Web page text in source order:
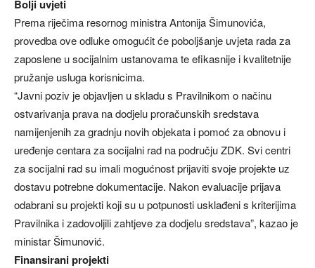
Bolji uvjeti
Prema riječima resornog ministra Antonija Šimunovića,
provedba ove odluke omogućit će poboljšanje uvjeta rada za
zaposlene u socijalnim ustanovama te efikasnije i kvalitetnije
pružanje usluga korisnicima.
“Javni poziv je objavljen u skladu s Pravilnikom o načinu
ostvarivanja prava na dodjelu proračunskih sredstava
namijenjenih za gradnju novih objekata i pomoć za obnovu i
uređenje centara za socijalni rad na području ZDK. Svi centri
za socijalni rad su imali mogućnost prijaviti svoje projekte uz
dostavu potrebne dokumentacije. Nakon evaluacije prijava
odabrani su projekti koji su u potpunosti usklađeni s kriterijima
Pravilnika i zadovoljili zahtjeve za dodjelu sredstava”, kazao je
ministar Šimunović.
Finansirani projekti